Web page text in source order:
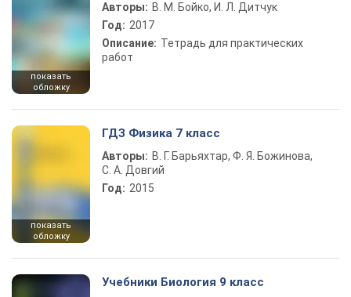
показать
обложку
Авторы: В. М. Бойко, И. Л. Дитчук
Год: 2017
Описание: Тетрадь для практических
работ
показать
обложку
ГДЗ Физика 7 класс
Авторы: В. Г. Барьяхтар, Ф. Я. Божинова,
С. А. Довгий
Год: 2015
Учебники Биология 9 класс